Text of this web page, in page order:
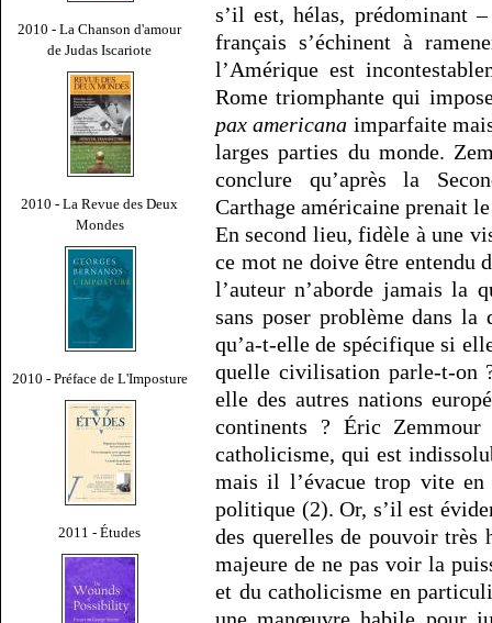
2010 - La Chanson d'amour
de Judas Iscariote
2010 - La Revue des Deux
Mondes
2010 - Préface de L'Imposture
2011 - Études
s’il est, hélas, prédominant
français s’échinent à
l’Amérique est
Rome triomphante qui
pax americana imparfaite
larges parties du monde.
conclure qu’après la
Carthage américaine prenait
En second lieu, fidèle à une
ce mot ne doive être entendu
l’auteur n’aborde jamais la
sans poser problème dans
qu’a-t-elle de spécifique si
quelle civilisation parle-t-on
elle des autres nations
continents ? Éric
catholicisme, qui est
mais il l’évacue trop vite
politique (2). Or, s’il est
des querelles de pouvoir très
majeure de ne pas voir la
et du catholicisme en